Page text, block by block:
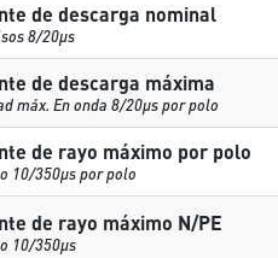
de descarga nominal
8/20µs
de descarga máxima
máx. En onda 8/20µs por polo
de rayo máximo por polo
10/350µs por polo
de rayo máximo N/PE
10/350µs